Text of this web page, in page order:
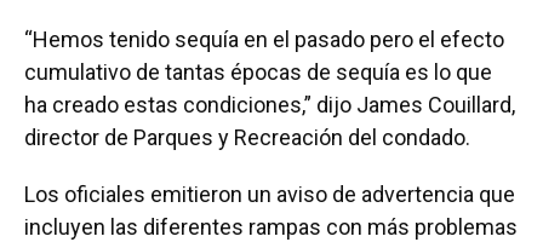
“Hemos tenido sequía en el pasado pero el efecto
cumulativo de tantas épocas de sequía es lo que
ha creado estas condiciones,” dijo James Couillard,
director de Parques y Recreación del condado.
Los oficiales emitieron un aviso de advertencia que
incluyen las diferentes rampas con más problemas